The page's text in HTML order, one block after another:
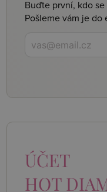
Buďte první, kdo
Pošleme vám je do
ÚČET
HOT